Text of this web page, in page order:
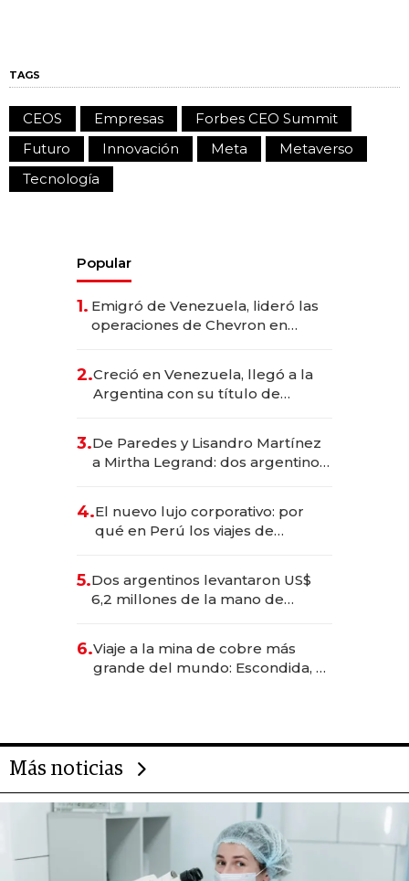
TAGS
CEOS Empresas
Forbes CEO Summit
Futuro
Innovación Meta
Metaverso
Tecnología
Popular
1. Emigró de Venezuela, lideró las
operaciones de Chevron en
2.Creció en Venezuela, llegó a la
Argentina con su título de
las marcas "fast premium"
3.De Paredes y Lisandro Martínez
a Mirtha Legrand: dos argentinos
4.El nuevo lujo corporativo: por
qué en Perú los viajes de
para convertirse en experiencias
transformadoras
5.Dos argentinos levantaron US$
6,2 millones de la mano de
6.Viaje a la mina de cobre más
grande del mundo: Escondida, el
Más noticias